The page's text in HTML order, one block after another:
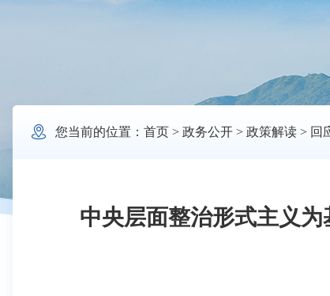
 您当前的位置： 首页> 政务公开> 政策解读> 回
中央层面整治形式主义